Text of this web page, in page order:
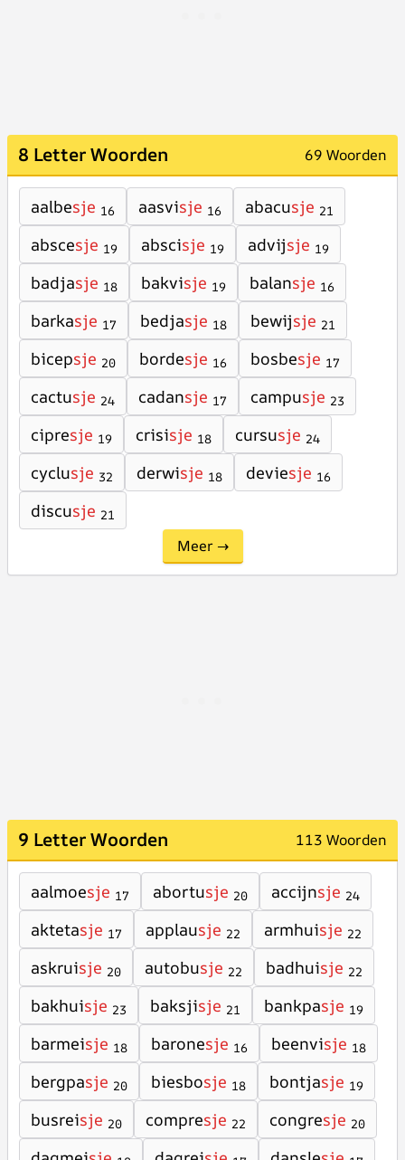
8 Letter Woorden 69 Woorden
aalbesje 16 aasvisje 16 abacusje 21
abscesje 19 abscisje 19 advijsje 19
badjasje 18 bakvisje 19 balansje 16
barkasje 17 bedjasje 18 bewijsje 21
bicepsje 20 bordesje 16 bosbesje 17
cactusje 24 cadansje 17 campusje 23
cipresje 19 crisisje 18 cursusje 24
cyclusje 32 derwisje 18 deviesje 16
discusje 21
Meer →
9 Letter Woorden 113 Woorden
aalmoesje 17 abortusje 20 accijnsje 24
aktetasje 17 applausje 22 armhuisje 22
askruisje 20 autobusje 22 badhuisje 22
bakhuisje 23 baksjisje 21 bankpasje 19
barmeisje 18 baronesje 16 beenvisje 18
bergpasje 20 biesbosje 18 bontjasje 19
busreisje 20 compresje 22 congresje 20